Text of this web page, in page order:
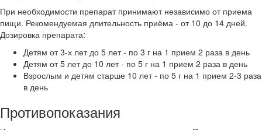
При необходимости препарат принимают независимо от приема
пищи. Рекомендуемая длительность приёма - от 10 до 14 дней.
Дозировка препарата:
Детям от 3-х лет до 5 лет - по 3 г на 1 прием 2 раза в день
Детям от 5 лет до 10 лет - по 5 г на 1 прием 2 раза в день
Взрослым и детям старше 10 лет - по 5 г на 1 прием 2-3 раза
в день
Противопоказания